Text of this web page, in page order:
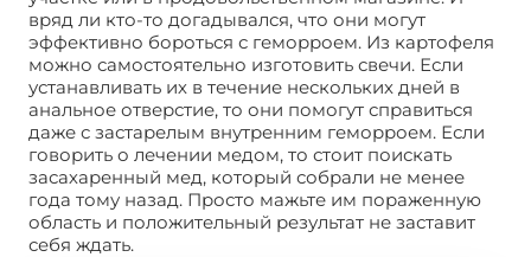
вряд ли кто-то догадывался, что они могут
эффективно бороться с геморроем. Из картофеля
можно самостоятельно изготовить свечи. Если
устанавливать их в течение нескольких дней в
анальное отверстие, то они помогут справиться
даже с застарелым внутренним геморроем. Если
говорить о лечении медом, то стоит поискать
засахаренный мед, который собрали не менее
года тому назад. Просто мажьте им пораженную
область и положительный результат не заставит
себя ждать.